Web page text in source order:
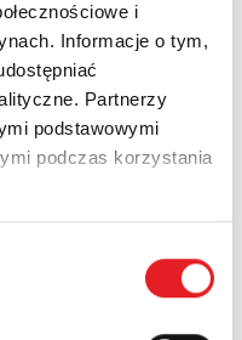
i
Informacje o tym,
Partnerzy
podstawowymi
podczas korzystania